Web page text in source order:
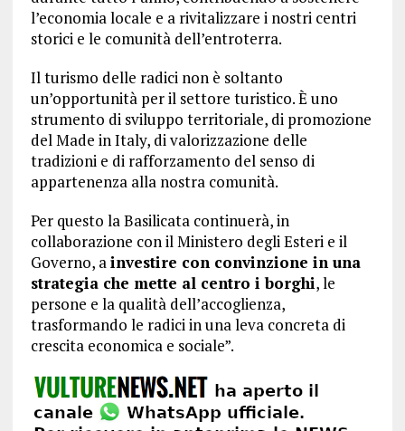
l’economia locale e a rivitalizzare i nostri centri
storici e le comunità dell’entroterra.
Il turismo delle radici non è soltanto
un’opportunità per il settore turistico. È uno
strumento di sviluppo territoriale, di promozione
del Made in Italy, di valorizzazione delle
tradizioni e di rafforzamento del senso di
appartenenza alla nostra comunità.
Per questo la Basilicata continuerà, in
collaborazione con il Ministero degli Esteri e il
Governo, ainvestire con convinzione in una
strategia che mette al centro i borghi, le
persone e la qualità dell’accoglienza,
trasformando le radici in una leva concreta di
crescita economica e sociale”.